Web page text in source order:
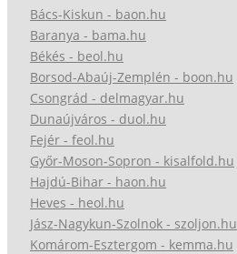
Bács-Kiskun - baon.hu
Baranya - bama.hu
Békés - beol.hu
Borsod-Abaúj-Zemplén - boon.hu
Csongrád - delmagyar.hu
Dunaújváros - duol.hu
Fejér - feol.hu
Győr-Moson-Sopron - kisalfold.hu
Hajdú-Bihar - haon.hu
Heves - heol.hu
Jász-Nagykun-Szolnok - szoljon.hu
Komárom-Esztergom - kemma.hu